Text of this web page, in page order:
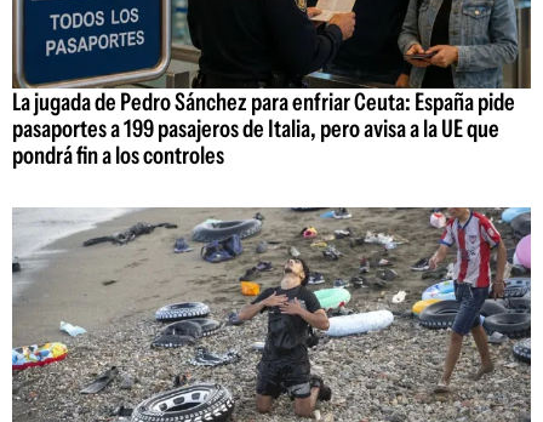
La jugada de Pedro Sánchez para enfriar Ceuta: España pide
pasaportes a 199 pasajeros de Italia, pero avisa a la UE que
pondrá fin a los controles